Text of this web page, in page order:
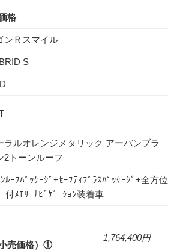
格
ンＲスマイル
S
ラルオレンジメタリック アーバンブラ
2トーンルーフ
ﾙｰﾌﾊﾟｯｹｰｼﾞ+ｾｰﾌﾃｨﾌﾟﾗｽﾊﾟｯｹｰｼﾞ+全方位
付ﾒﾓﾘｰﾅﾋﾞｹﾞｰｼｮﾝ装着車
小売価格）①​​
1,764,400円